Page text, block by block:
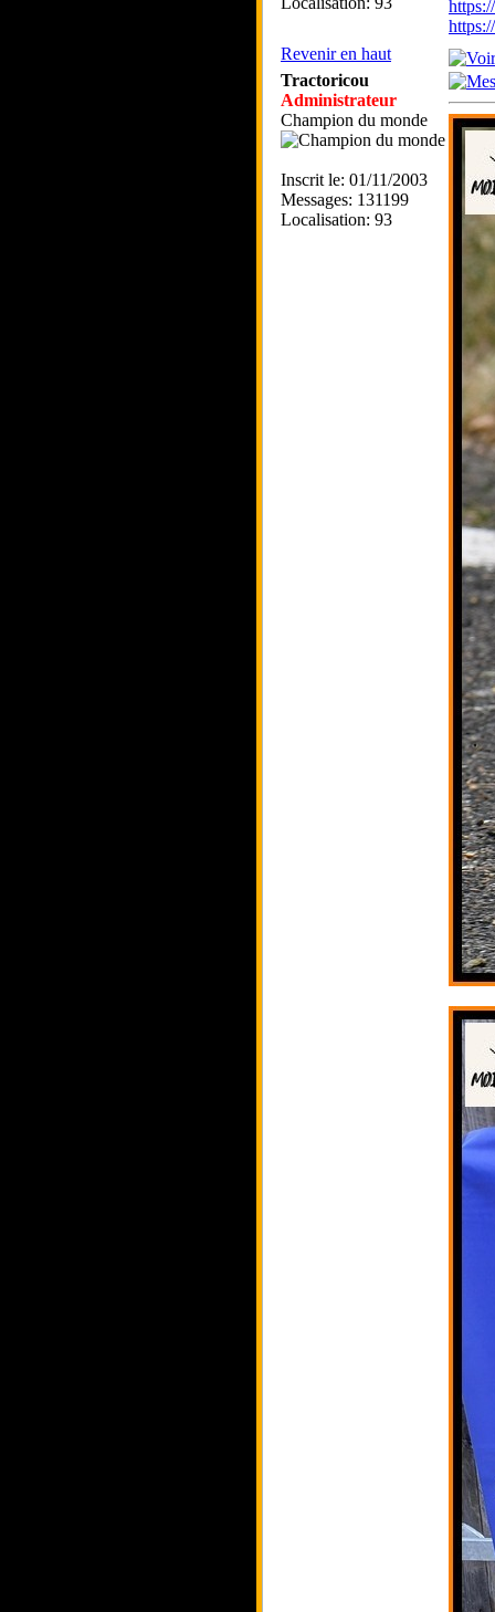
Revenir en haut
Tractoricou
Administrateur
Champion du monde
Inscrit le: 01/11/2003
Messages: 131199
Localisation: 93